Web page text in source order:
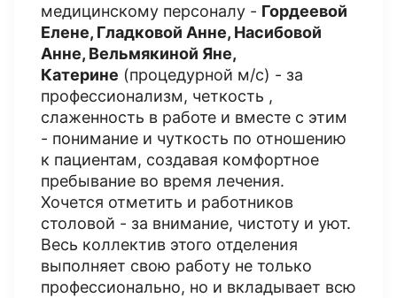
медицинскому персоналу - Гордеевой
Елене, Гладковой Анне, Насибовой
Анне, Вельмякиной Яне,
Катерине (процедурной м/с) - за
профессионализм, четкость ,
слаженность в работе и вместе с этим
- понимание и чуткость по отношению
к пациентам, создавая комфортное
пребывание во время лечения.
Хочется отметить и работников
столовой - за внимание, чистоту и уют.
Весь коллектив этого отделения
выполняет свою работу не только
профессионально, но и вкладывает всю